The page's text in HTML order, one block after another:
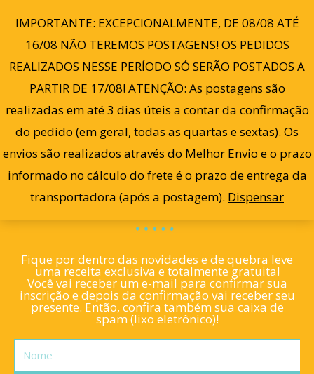
IMPORTANTE: EXCEPCIONALMENTE, DE 08/08 ATÉ
16/08 NÃO TEREMOS POSTAGENS! OS PEDIDOS
REALIZADOS NESSE PERÍODO SÓ SERÃO POSTADOS A
PARTIR DE 17/08! ATENÇÃO: As postagens são
realizadas em até 3 dias úteis a contar da confirmação
do pedido (em geral, todas as quartas e sextas). Os
envios são realizados através do Melhor Envio e o prazo
informado no cálculo do frete é o prazo de entrega da
transportadora (após a postagem). Dispensar
para
conteúdo
0
Nenhum produto foi encontrado para
a sua seleção.
Fique por dentro das novidades e de quebra leve
uma receita exclusiva e totalmente gratuita!
Você vai receber um e-mail para confirmar sua
inscrição e depois da confirmação vai receber seu
presente. Então, confira também sua caixa de
spam (lixo eletrônico)!
Nome